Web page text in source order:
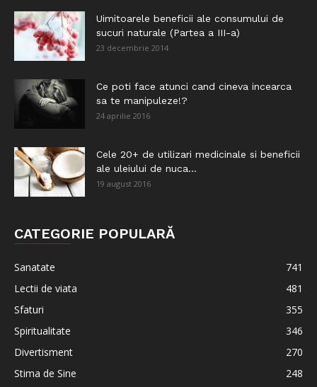
Uimitoarele beneficii ale consumului de
sucuri naturale (Partea a III-a)
23 decembrie 2014
Ce poti face atunci cand cineva incearca
sa te manipuleze!?
24 aprilie 2016
Cele 20+ de utilizari medicinale si beneficii
ale uleiului de nuca...
19 august 2016
CATEGORIE POPULARĂ
Sanatate
741
Lectii de viata
481
Sfaturi
355
Spiritualitate
346
Divertisment
270
Stima de Sine
248